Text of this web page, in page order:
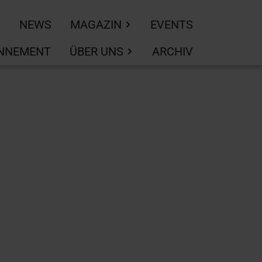
NEWS MAGAZIN
EVENTS
ÜBER UNS ARCHIV